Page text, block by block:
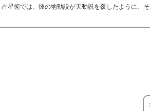
星術では、彼の地動説が天動説を覆したように、